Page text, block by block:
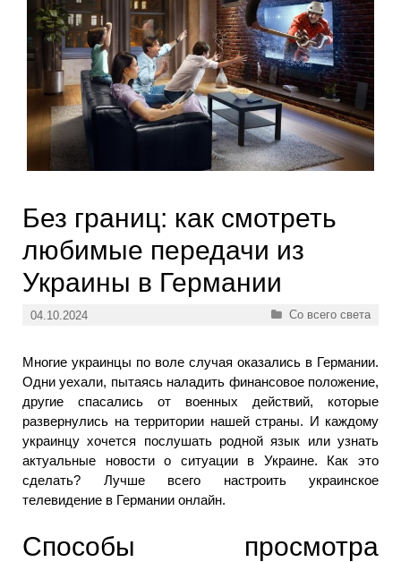
Без границ: как смотреть
любимые передачи из
Украины в Германии
04.10.2024 Рубрики
Со всего света
Многие украинцы по воле случая оказались в Германии.
Одни уехали, пытаясь наладить финансовое положение,
другие спасались от военных действий, которые
развернулись на территории нашей страны. И каждому
украинцу хочется послушать родной язык или узнать
актуальные новости о ситуации в Украине. Как это
сделать? Лучше всего настроить украинское
телевидение в Германии онлайн.
Способы просмотра